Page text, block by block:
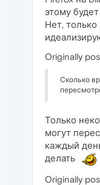
этому
Нет,
Originally
Сколько
Только
могут
каждый
делать
Originally